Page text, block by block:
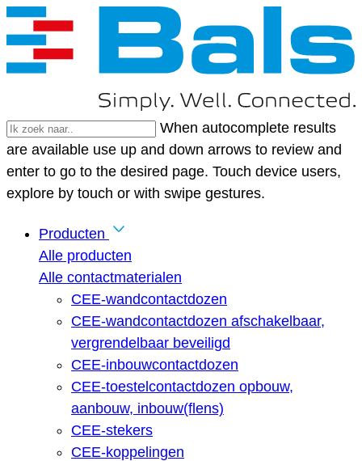
When autocomplete results
are available use up and down arrows to review and
enter to go to the desired page. Touch device users,
explore by touch or with swipe gestures.
Producten
Alle producten
Alle contactmaterialen
CEE-wandcontactdozen
CEE-wandcontactdozen afschakelbaar,
vergrendelbaar beveiligd
CEE-inbouwcontactdozen
CEE-toestelcontactdozen opbouw,
aanbouw, inbouw(flens)
CEE-stekers
CEE-koppelingen